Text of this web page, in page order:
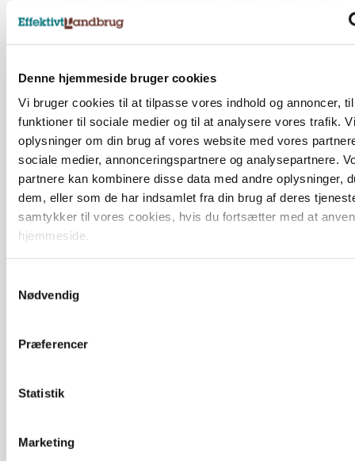
Denne hjemmeside bruger cookies
Vi bruger cookies til at tilpasse vores indhold og annoncer,
funktioner til sociale medier og til at analysere vores trafik.
oplysninger om din brug af vores website med vores
sociale medier, annonceringspartnere og analysepartnere.
partnere kan kombinere disse data med andre oplysninger,
dem, eller som de har indsamlet fra din brug af deres
samtykker til vores cookies, hvis du fortsætter med at
hjemmeside.
Nødvendig
Præferencer
Statistik
Marketing
protestgruppe vil demonstrere mod ny
gødskningslov
Annonce
KVÆG
Snart kan man søge tilskud til naturprojekter
Annonce
Loading...